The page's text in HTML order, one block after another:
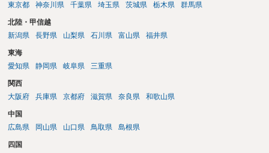
東京都
神奈川県 千葉県 埼玉県 茨城県 栃木県 群馬県
北陸・甲信越
新潟県
長野県 山梨県 石川県 富山県 福井県
東海
愛知県
静岡県 岐阜県 三重県
関西
大阪府
兵庫県 京都府 滋賀県 奈良県 和歌山県
中国
広島県
岡山県 山口県 鳥取県 島根県
四国